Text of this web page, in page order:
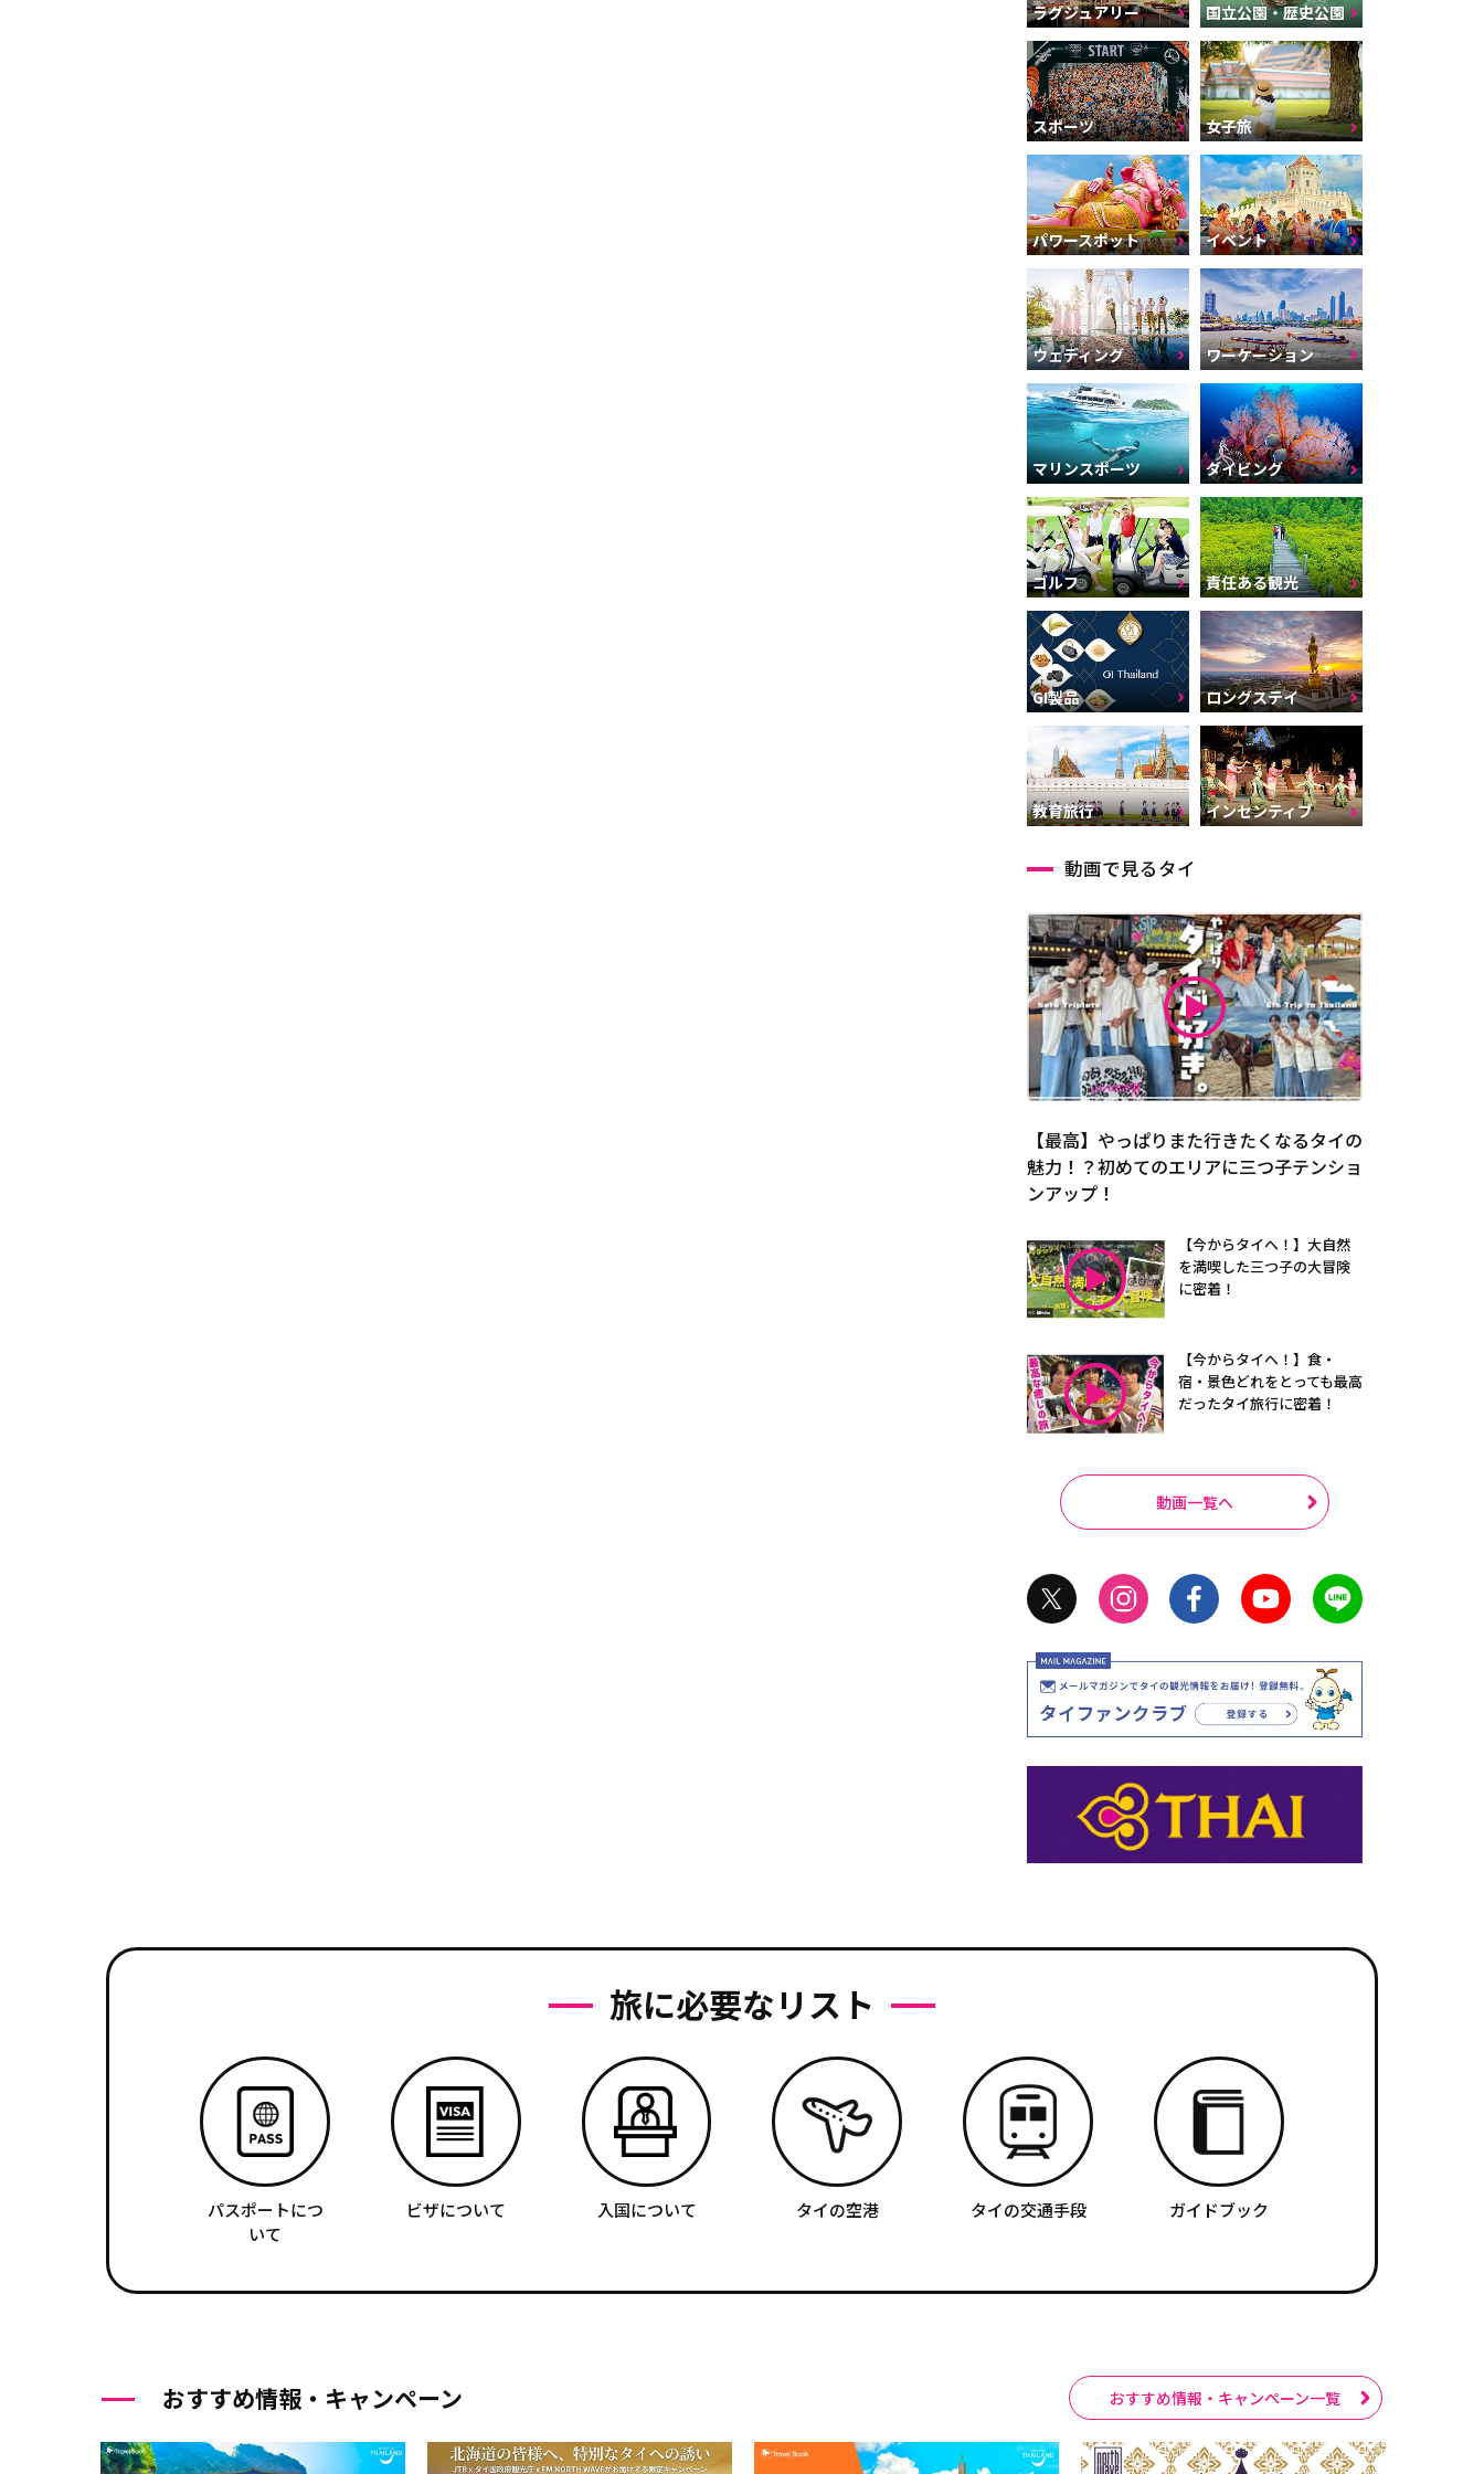
ラグジュアリー 国立公園・歴史公園
スポーツ 女子旅
パワースポット イベント
ウェディング ワーケーション
マリンスポーツ ダイビング
ゴルフ 責任ある観光
GI製品 ロングステイ
教育旅行 インセンティブ
動画で見るタイ
【最高】やっぱりまた行きたくなるタイの
魅力！？初めてのエリアに三つ子テンショ
ンアップ！
【今からタイへ！】大自然
を満喫した三つ子の大冒険
に密着！
【今からタイへ！】食・
宿・景色どれをとっても最高
だったタイ旅行に密着！
動画一覧へ
旅に必要なリスト
パスポートにつ
いて
ビザについて 入国について タイの空港 タイの交通手段 ガイドブック
おすすめ情報・キャンペーン おすすめ情報・キャンペーン一覧